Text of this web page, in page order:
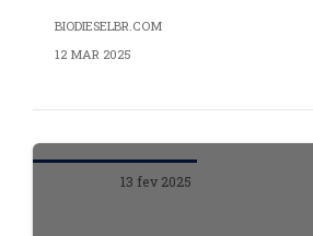
BIODIESELBR.COM
12 MAR 2025
13 fev 2025